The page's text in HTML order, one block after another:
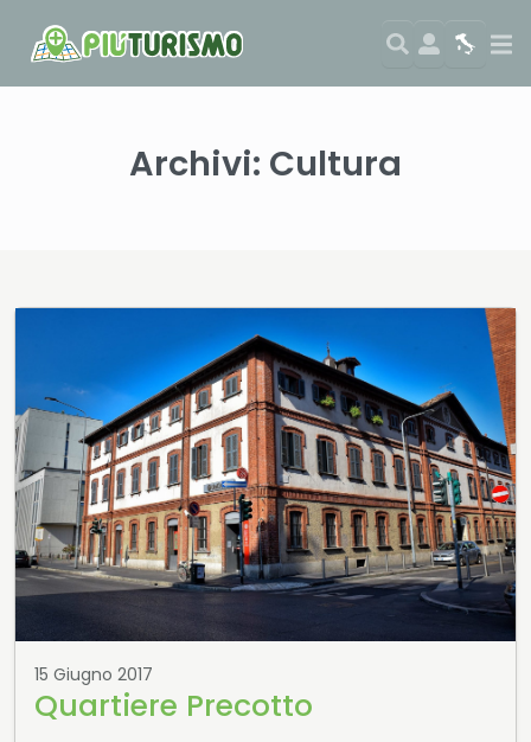
Search
User Map
Archivi: Cultura
15 Giugno 2017
Quartiere Precotto